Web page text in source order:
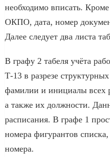
необходимо вписать. Кроме
ОКПО, дата, номер
Далее следует два листа
В графу 2 табеля учёта
Т-13 в разрезе
фамилии и инициалы всех
а также их должности.
расписания. В графе 1
номера фигурантов
номера.